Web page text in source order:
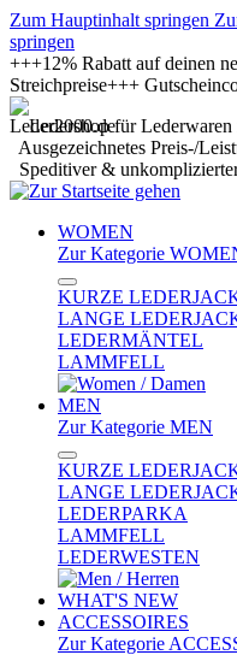
Zum Hauptinhalt springen
springen
+++12% Rabatt auf deinen
Streichpreise+++
Ledershop für Lederwaren
Ausgezeichnetes Preis-/
Speditiver &
WOMEN
Zur Kategorie
KURZE
LANGE
LEDERMÄNTEL
LAMMFELL
MEN
Zur Kategorie MEN
KURZE
LANGE
LEDERPARKA
LAMMFELL
LEDERWESTEN
WHAT'S NEW
ACCESSOIRES
Zur Kategorie